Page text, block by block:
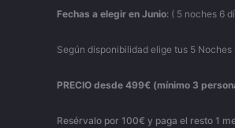
Fechas a elegir en Junio: ( 5 noches 6
Según disponibilidad elige tus 5 Noches
PRECIO desde 499€ (mínimo 3
Resérvalo por 100€ y paga el resto 1